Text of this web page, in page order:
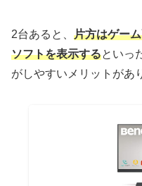
2台あると、 片方はゲー
ソフトを表示するといっ
がしやすいメリットがあ